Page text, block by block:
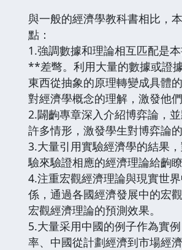
與一般的經濟學教科書相比，
點：
1.強調數據和理論相互匹配是
**差彆。利用大量的數據或證
東西從抽象的原理轉變成具體
對經濟學概念的理解，激發他們
2.闢齣專章深入介紹博弈論，
許多情形，激發學生對博弈論的
3.大量引用實驗經濟學的結果
驗來驗證相應的經濟理論給齣瞭
4.注重宏觀經濟理論與現實世
係，通過各國經濟發展中的宏
宏觀經濟理論的預測效果。
5.大量采用中國的例子作為實
率、中國從計劃經濟到市場經濟